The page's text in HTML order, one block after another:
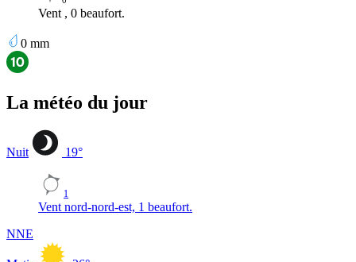
Vent , 0 beaufort.
0 mm
La météo du jour
Nuit 19°
1
Vent nord-nord-est, 1 beaufort.
NNE